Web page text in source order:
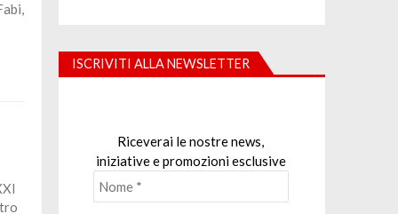
ISCRIVITI ALLA NEWSLETTER
Riceverai le nostre news,
iniziative e promozioni esclusive